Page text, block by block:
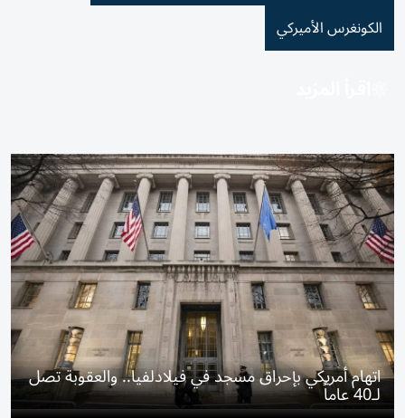
الكونغرس الأميركي
اتهام أمريكي بإحراق مسجد في فيلادلفيا.. والعقوبة تصل
لـ40 عاماً